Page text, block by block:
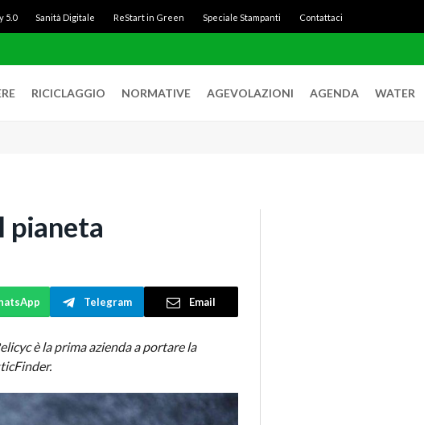
5.0 Sanità Digitale ReStart in Green Speciale Stampanti Contattaci
RICICLAGGIO NORMATIVE AGEVOLAZIONI AGENDA WATER
pianeta
Telegram Email
è la prima azienda a portare la